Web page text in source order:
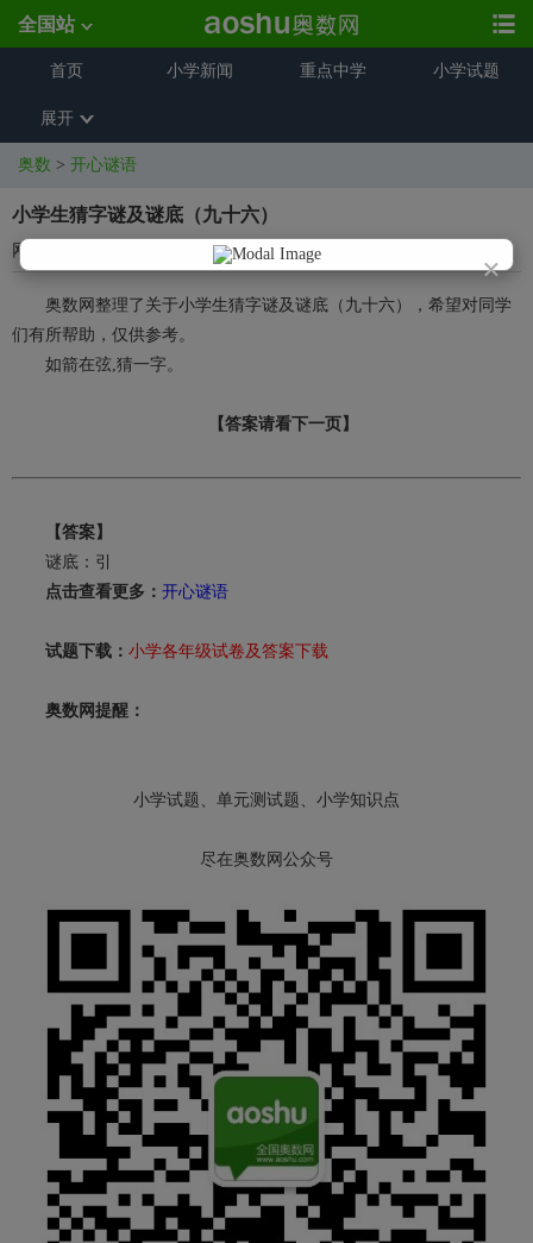
×
全国站
首页 小学新闻 重点中学 小学试题
展开
奥数 > 开心谜语
小学生猜字谜及谜底（九十六）
网络整理 2023-12-06 18:04:18
奥数网整理了关于小学生猜字谜及谜底（九十六），希望对同学
们有所帮助，仅供参考。
如箭在弦,猜一字。
【答案请看下一页】
【答案】
谜底：引
点击查看更多： 开心谜语
试题下载： 小学各年级试卷及答案下载
奥数网提醒：
小学试题、单元测试题、小学知识点
尽在奥数网公众号